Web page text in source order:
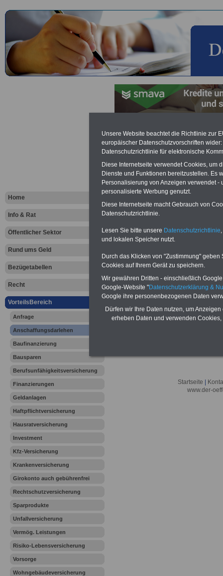
Home
Info & Rat
Öffentlicher Sektor
Rund ums Geld
Bezügetabellen
Recht
VorteilsBereich
Anfrage
Anschaffungsdarlehen
Baufinanzierung
Bausparen
Berufsunfähigkeitsversicherung
Finanzierungen
Geldanlagen
Haftpflichtversicherung
Hausratversicherung
Investment
Kfz-Versicherung
Krankenversicherung
Girokonto auch gebührenfrei
Rechtschutzversicherung
Sparprodukte
Unfallversicherung
Vermög. Leistungen
Risiko-Lebensversicherung
Vorsorge
Wohngebäudeversicherung
Anschaffungsdarlehen und
Unter check24 können Sie bei Krediten
Startseite
www.der-
Unsere Website beachtet die Richtlinie zur
europäischer Datenschutzvorschriften
Datenschutzrichtlinie für elektronische
Diese Internetseite verwendet Cookies, um
Dienste und Funktionen bereitzustellen. Es
Personalisierung von Anzeigen verwendet
personalisierte Werbung genutzt.
Diese Internetseite macht Gebrauch von
Datenschutzrichtlinie.
Lesen Sie bitte unsere Datenschutzrichtlinie
und lokalen Speicher nutzt.
Durch das Klicken von "Zustimmung"
Cookies auf Ihrem Gerät zu speichern.
Wir gewähren Dritten - einschließlich
Google-Website "Datenschutzerklärung &
Google ihre personenbezogenen Daten
Dürfen wir Ihre Daten nutzen, um
erheben Daten und verwenden